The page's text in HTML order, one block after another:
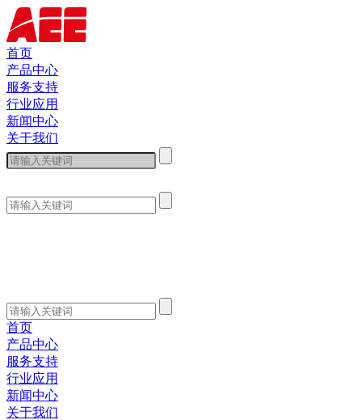
首页
产品中心
服务支持
行业应用
新闻中心
关于我们
首页
产品中心
服务支持
行业应用
新闻中心
关于我们